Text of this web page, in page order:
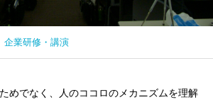
修・講演 監修・プログ
ルブレス
ンダンス公
最新動向
サンプルテキス安室ち
2人😆✨
企業研修・講演
めでなく、人のココロのメカニズムを理解